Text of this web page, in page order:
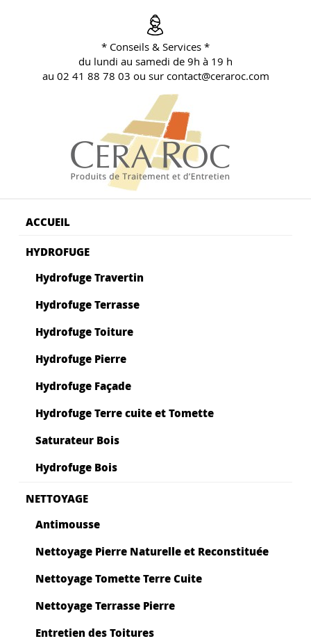
* Conseils & Services *
du lundi au samedi de 9h à 19 h
au 02 41 88 78 03 ou sur contact@ceraroc.com
ACCUEIL
HYDROFUGE
Hydrofuge Travertin
Hydrofuge Terrasse
Hydrofuge Toiture
Hydrofuge Pierre
Hydrofuge Façade
Hydrofuge Terre cuite et Tomette
Saturateur Bois
Hydrofuge Bois
NETTOYAGE
Antimousse
Nettoyage Pierre Naturelle et Reconstituée
Nettoyage Tomette Terre Cuite
Nettoyage Terrasse Pierre
Entretien des Toitures